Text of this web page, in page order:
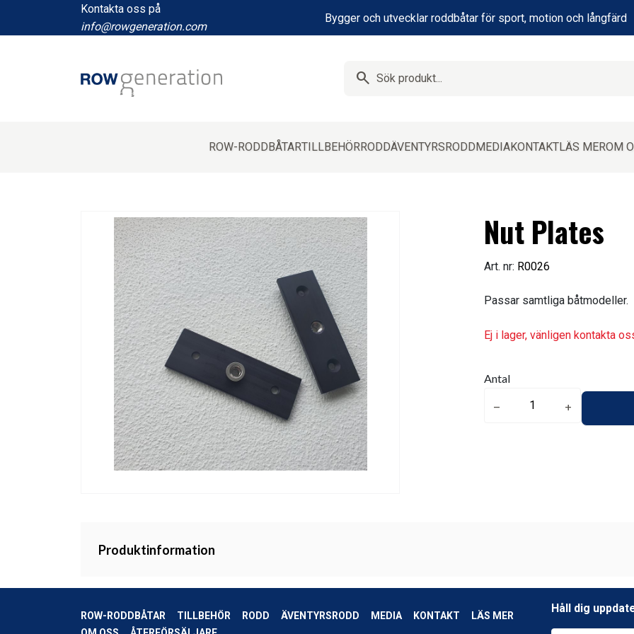
Kontakta oss på
info@rowgeneration.com
Bygger och utvecklar roddbåtar för sport, motion och långfärd
search
ROW-RODDBÅTARTILLBEHÖRRODDÄVENTYRSRODDMEDIAKONTAKTLÄS MEROM
Nut Plates
Art. nr: R0026
Passar samtliga båtmodeller.
Ej i lager, vänligen kontakta
Antal
remove add
Produktinformation
ROW-RODDBÅTAR TILLBEHÖR RODD ÄVENTYRSRODD MEDIA KONTAKT
LÄS MER
Håll dig